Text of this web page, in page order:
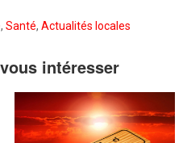
, Santé, Actualités locales
intéresser